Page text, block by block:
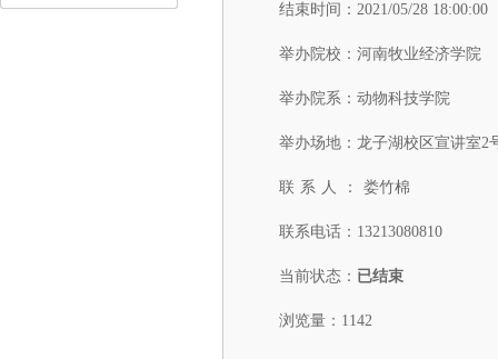
结束时间： 2021/05/28 18:00:00
举办院校： 河南牧业经济学院
举办院系： 动物科技学院
举办场地： 龙子湖校区宣讲室2
联系人： 娄竹棉
联系电话： 13213080810
当前状态： 已结束
浏览量：1142